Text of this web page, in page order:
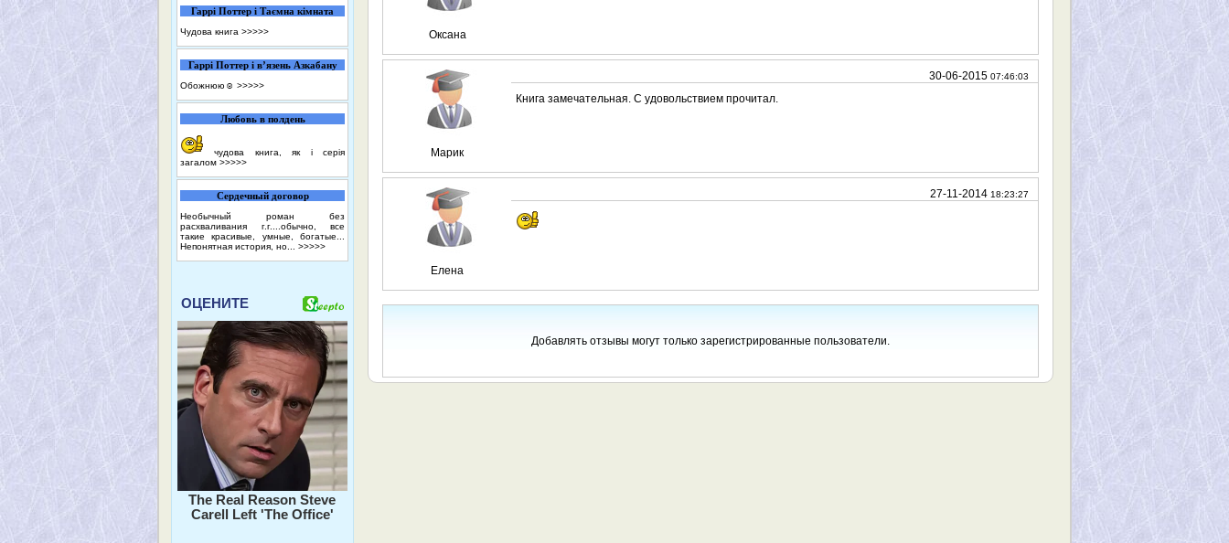
Гаррі Поттер і Таємна кімната
Чудова книга >>>>>
Гаррі Поттер і в’язень Азкабану
Обожнюю☺️ >>>>>
Любовь в полдень
чудова книга, як і серія
загалом >>>>>
Сердечный договор
Необычный роман без
расхваливания г.г....обычно, все
такие красивые, умные, богатые...
Непонятная история, но... >>>>>
ОЦЕНИТЕ
The Real Reason Steve
Carell Left 'The Office'
Оксана
Марик
30-06-2015 07:46:03
Книга замечательная. С удовольствием прочитал.
Елена
27-11-2014 18:23:27
Добавлять отзывы могут только зарегистрированные пользователи.